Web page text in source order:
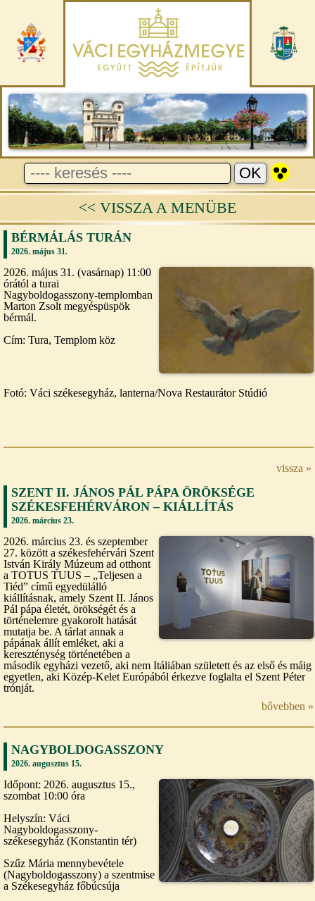
<< VISSZA A MENÜBE
BÉRMÁLÁS TURÁN
2026. május 31.
2026. május 31. (vasárnap) 11:00
órától a turai
Nagyboldogasszony-templomban
Marton Zsolt megyéspüspök
bérmál.
Cím: Tura, Templom köz
Fotó: Váci székesegyház, lanterna/Nova Restaurátor Stúdió
vissza »
SZENT II. JÁNOS PÁL PÁPA ÖRÖKSÉGE
SZÉKESFEHÉRVÁRON – KIÁLLÍTÁS
2026. március 23.
2026. március 23. és szeptember
27. között a székesfehérvári Szent
István Király Múzeum ad otthont
a TOTUS TUUS – „Teljesen a
Tiéd” című egyedülálló
kiállításnak, amely Szent II. János
Pál pápa életét, örökségét és a
történelemre gyakorolt hatását
mutatja be. A tárlat annak a
pápának állít emléket, aki a
kereszténység történetében a
második egyházi vezető, aki nem Itáliában született és az első és máig
egyetlen, aki Közép-Kelet Európából érkezve foglalta el Szent Péter
trónját.
bővebben »
NAGYBOLDOGASSZONY
2026. augusztus 15.
Időpont: 2026. augusztus 15.,
szombat 10:00 óra
Helyszín: Váci
Nagyboldogasszony-
székesegyház (Konstantin tér)
Szűz Mária mennybevétele
(Nagyboldogasszony) a szentmise
a Székesegyház főbúcsúja